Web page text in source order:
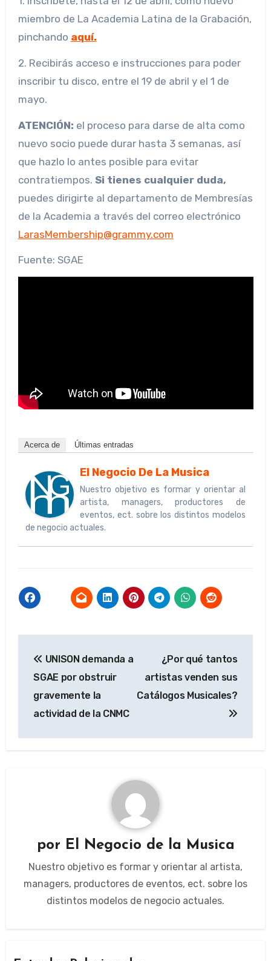
miembro de La Academia Latina de la Grabación,
pinchando aquí.
2. Recibirás acceso e instrucciones para poder
inscribir tu disco, entre el 19 de abril y el 1 de
mayo.
ATENCIÓN: el proceso para darse de alta como
nuevo socio puede durar hasta 3 semanas, así
que hazlo lo antes posible para evitar
contratiempos. Si tienes cualquier duda,
puedes dirigirte al departamento de Membresías
de la Academia a través del correo electrónico
LarasMembership@grammy.com
Fuente: SGAE
Acerca de Últimas entradas
El Negocio De La Musica
Nuestro objetivo es formar y orientar al
artista, managers, productores de
eventos, ect. sobre los distintos modelos
de negocio actuales.
de
entradas
UNISON demanda a
SGAE por obstruir
gravemente la
actividad de la CNMC
¿Por qué tantos
artistas venden sus
Catálogos Musicales?
por El Negocio de la Musica
Nuestro objetivo es formar y orientar al artista,
managers, productores de eventos, ect. sobre los
distintos modelos de negocio actuales.